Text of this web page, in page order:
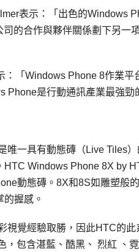
表示：「出色的Windows
司的合作與夥伴關係劃下另一
：「Windows Phone 8作業
Phone是行動通訊產業最強勁
唯一具有動態磚（Live Tiles
HTC Windows Phone 8X by
動態磚。8X和8S如雕塑般
握感。
視覺經驗取勝，因此HTC的
，包含湛藍、酷黑、 烈紅 、